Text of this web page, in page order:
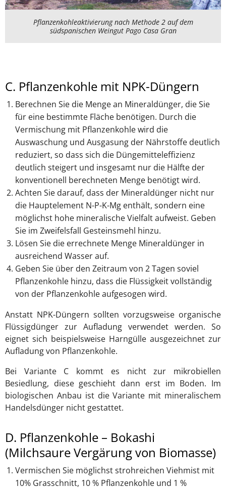
Pflanzenkohleaktivierung nach Methode 2 auf dem
südspanischen Weingut Pago Casa Gran
C. Pflanzenkohle mit NPK-Düngern
Berechnen Sie die Menge an Mineraldünger, die Sie
für eine bestimmte Fläche benötigen. Durch die
Vermischung mit Pflanzenkohle wird die
Auswaschung und Ausgasung der Nährstoffe deutlich
reduziert, so dass sich die Düngemitteleffizienz
deutlich steigert und insgesamt nur die Hälfte der
konventionell berechneten Menge benötigt wird.
Achten Sie darauf, dass der Mineraldünger nicht nur
die Hauptelement N-P-K-Mg enthält, sondern eine
möglichst hohe mineralische Vielfalt aufweist. Geben
Sie im Zweifelsfall Gesteinsmehl hinzu.
Lösen Sie die errechnete Menge Mineraldünger in
ausreichend Wasser auf.
Geben Sie über den Zeitraum von 2 Tagen soviel
Pflanzenkohle hinzu, dass die Flüssigkeit vollständig
von der Pflanzenkohle aufgesogen wird.
Anstatt NPK-Düngern sollten vorzugsweise organische
Flüssigdünger zur Aufladung verwendet werden. So
eignet sich beispielsweise Harngülle ausgezeichnet zur
Aufladung von Pflanzenkohle.
Bei Variante C kommt es nicht zur mikrobiellen
Besiedlung, diese geschieht dann erst im Boden. Im
biologischen Anbau ist die Variante mit mineralischem
Handelsdünger nicht gestattet.
D. Pflanzenkohle – Bokashi
(Milchsaure Vergärung von Biomasse)
Vermischen Sie möglichst strohreichen Viehmist mit
10% Grasschnitt, 10 % Pflanzenkohle und 1 %